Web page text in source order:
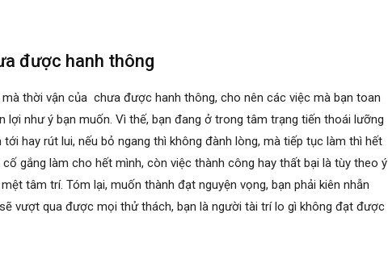
được hanh thông
thời vận của chưa được hanh thông, cho nên các việc mà bạn toan
lợi như ý bạn muốn. Vì thế, bạn đang ở trong tâm trạng tiến thoái lưỡng
tới hay rút lui, nếu bỏ ngang thì không đành lòng, mà tiếp tục làm thì hết
gắng làm cho hết mình, còn việc thành công hay thất bại là tùy theo ý
tâm trí. Tóm lại, muốn thành đạt nguyện vọng, bạn phải kiên nhẫn
vượt qua được mọi thử thách, bạn là người tài trí lo gì không đạt được